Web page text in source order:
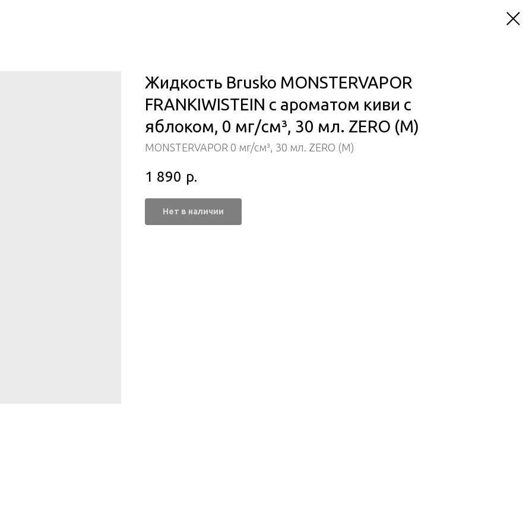
Жидкость Brusko MONSTERVAPOR
FRANKIWISTEIN с ароматом киви с
яблоком, 0 мг/см³, 30 мл. ZERO (М)
MONSTERVAPOR 0 мг/см³, 30 мл. ZERO (М)
1 890 р.
Нет в наличии